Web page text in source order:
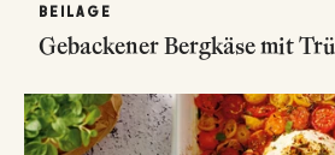
BEILAGE
Gebackener Bergkäse mit